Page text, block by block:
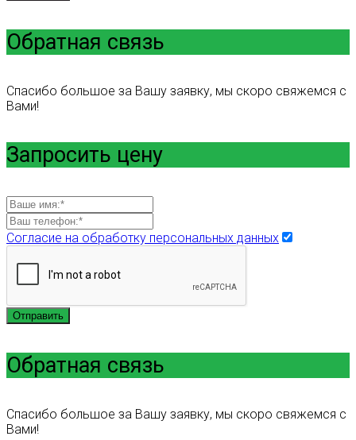
Обратная связь
Спасибо большое за Вашу заявку, мы скоро свяжемся с
Вами!
Запросить цену
Согласие на обработку персональных данных
Отправить
Обратная связь
Спасибо большое за Вашу заявку, мы скоро свяжемся с
Вами!